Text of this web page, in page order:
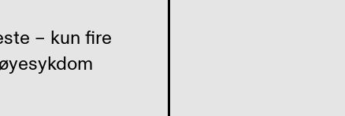
– kun fire